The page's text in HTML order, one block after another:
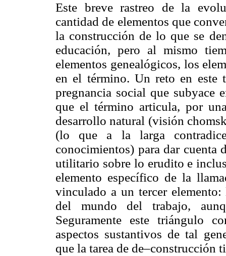
Este breve rastreo de la
cantidad de elementos que
la construcción de lo que se
educación, pero al mismo
elementos genealógicos, los
en el término. Un reto en este
pregnancia social que subyace
que el término articula, por
desarrollo natural (visión
(lo que a la larga
conocimientos) para dar cuenta
utilitario sobre lo erudito e
elemento específico de la
vinculado a un tercer
del mundo del trabajo,
Seguramente este triángulo
aspectos sustantivos de tal
que la tarea de de–construcción